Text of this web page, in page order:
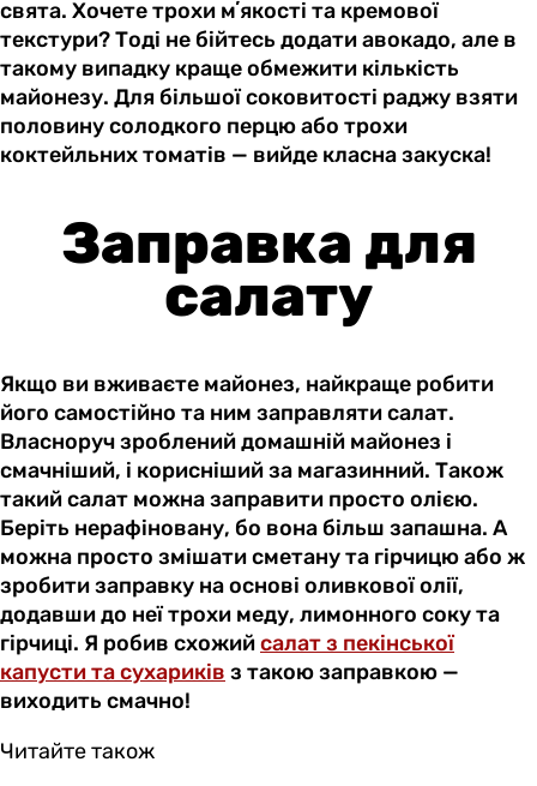
свята. Хочете трохи мʼякості та кремової
текстури? Тоді не бійтесь додати авокадо, але в
такому випадку краще обмежити кількість
майонезу. Для більшої соковитості раджу взяти
половину солодкого перцю або трохи
коктейльних томатів — вийде класна закуска!
Заправка для
салату
Якщо ви вживаєте майонез, найкраще робити
його самостійно та ним заправляти салат.
Власноруч зроблений домашній майонез і
смачніший, і корисніший за магазинний. Також
такий салат можна заправити просто олією.
Беріть нерафіновану, бо вона більш запашна. А
можна просто змішати сметану та гірчицю або ж
зробити заправку на основі оливкової олії,
додавши до неї трохи меду, лимонного соку та
гірчиці. Я робив схожийсалат з пекінської
капусти та сухариків з такою заправкою —
виходить смачно!
Читайте також